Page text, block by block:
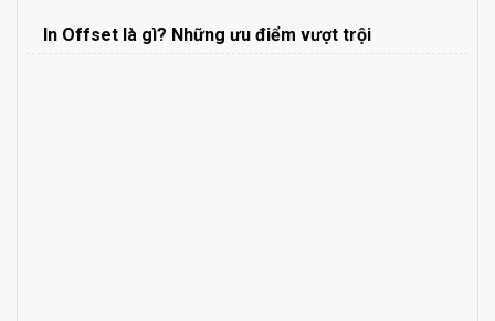
In Offset là gì? Những ưu điểm vượt trội